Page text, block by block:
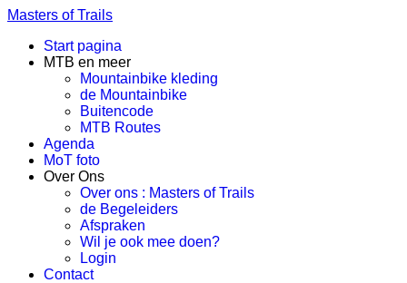
Masters of Trails
Start pagina
MTB en meer
Mountainbike kleding
de Mountainbike
Buitencode
MTB Routes
Agenda
MoT foto
Over Ons
Over ons : Masters of Trails
de Begeleiders
Afspraken
Wil je ook mee doen?
Login
Contact